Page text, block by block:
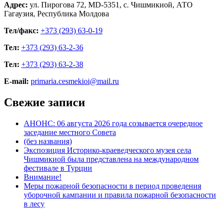
Адрес: ул. Пирогова 72, MD-5351, с. Чишмикиой, АТО
Гагаузия, Республика Молдова
Тел/факс: +373 (293) 63-0-19
Тел: +373 (293) 63-2-36
Тел: +373 (293) 63-2-38
E-mail: primaria.cesmekioi@mail.ru
Свежие записи
АНОНС: 06 августа 2026 года созывается очередное
заседание местного Совета
(без названия)
Экспозиция Историко-краеведческого музея села
Чишмикиой была представлена на международном
фестивале в Турции
Внимание!
Меры пожарной безопасности в период проведения
уборочной кампании и правила пожарной безопасности
в лесу